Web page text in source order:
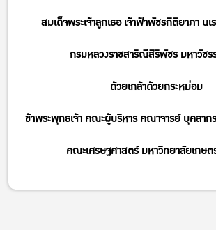
สมเด็จพระเจ้าลูกเธอ เจ้าฟ้าพัชรกิติยาภา น
กรมหลวงราชสาริณีสิริพัชร มหาวัชร
ด้วยเกล้าด้วยกระหม่อม
ข้าพระพุทธเจ้า คณะผู้บริหาร คณาจารย์ บุคลาก
คณะเศรษฐศาสตร์ มหาวิทยาลัยเกษ